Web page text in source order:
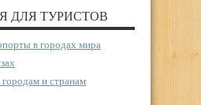
ДЛЯ ТУРИСТОВ
в городах мира
и странам